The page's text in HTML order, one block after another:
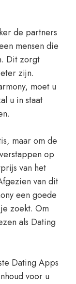
de partners
mensen die
Dit zorgt
zijn.
moet u
u in staat
maar om de
op
van het
van dit
een goede
zoekt. Om
als Dating
Dating Apps
voor u